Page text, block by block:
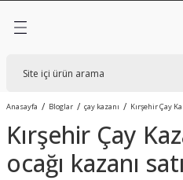
Anasayfa Bloglar çay kazanı Kırşehir Çay
Kırşehir Çay
ocağı kazanı
BAKIR ÇAY KAZANLARI
STATİK BOYALI ÇAY
KAZANLARI
SADECE GAZLI ÇAY
KAZANI
SADECE ELEKTRİKLİ ÇAY
KAZANLARI
BAKIR SEMAVER
ÇELİK SEMAVER